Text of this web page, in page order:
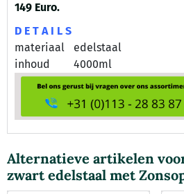
149 Euro.
D E T A I L S
materiaal
edelstaal
inhoud
4000ml
Alternatieve artikelen
zwart edelstaal met